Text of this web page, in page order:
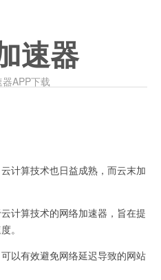
速器
APP下载
算技术也日益成熟，而云末加
算技术的网络加速器，旨在提
。
有效避免网络延迟导致的网站